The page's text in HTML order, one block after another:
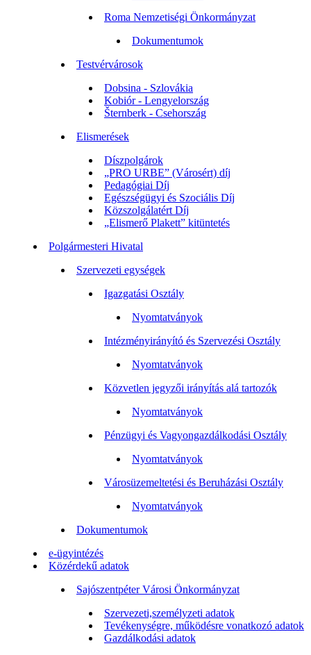
Roma Nemzetiségi Önkormányzat
Dokumentumok
Testvérvárosok
Dobsina - Szlovákia
Kobiór - Lengyelország
Šternberk - Csehország
Elismerések
Díszpolgárok
„PRO URBE” (Városért) díj
Pedagógiai Díj
Egészségügyi és Szociális Díj
Közszolgálatért Díj
„Elismerő Plakett” kitüntetés
Polgármesteri Hivatal
Szervezeti egységek
Igazgatási Osztály
Nyomtatványok
Intézményirányító és Szervezési Osztály
Nyomtatványok
Közvetlen jegyzői irányítás alá tartozók
Nyomtatványok
Pénzügyi és Vagyongazdálkodási Osztály
Nyomtatványok
Városüzemeltetési és Beruházási Osztály
Nyomtatványok
Dokumentumok
e-ügyintézés
Közérdekű adatok
Sajószentpéter Városi Önkormányzat
Szervezeti,személyzeti adatok
Tevékenységre, működésre vonatkozó adatok
Gazdálkodási adatok